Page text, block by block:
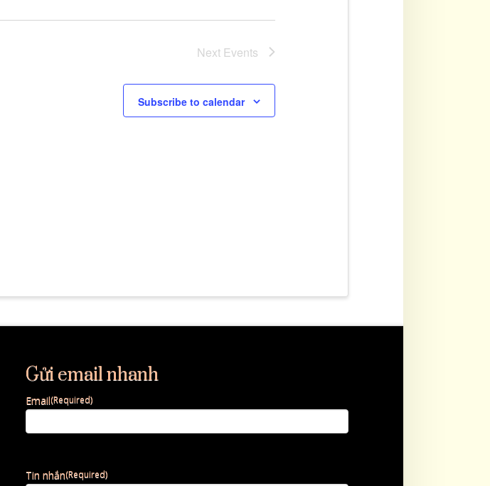
Next Events
Subscribe to calendar
Gửi email nhanh
Email(Required)
Tin nhắn(Required)